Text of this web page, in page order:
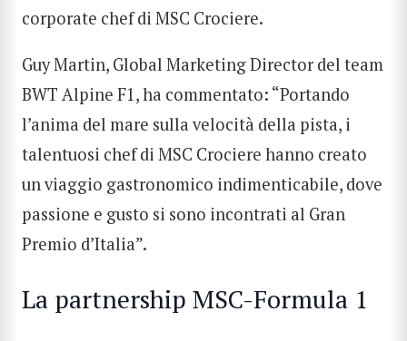
corporate chef di MSC Crociere.
Guy Martin, Global Marketing Director del team
BWT Alpine F1, ha commentato: “Portando
l’anima del mare sulla velocità della pista, i
talentuosi chef di MSC Crociere hanno creato
un viaggio gastronomico indimenticabile, dove
passione e gusto si sono incontrati al Gran
Premio d’Italia”.
La partnership MSC-Formula 1